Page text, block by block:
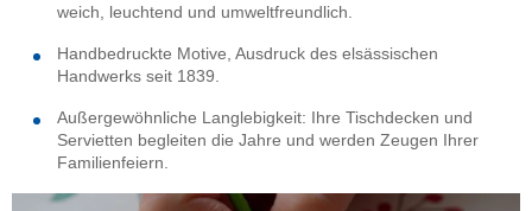
weich, leuchtend und umweltfreundlich.
Handbedruckte Motive, Ausdruck des elsässischen
Handwerks seit 1839.
Außergewöhnliche Langlebigkeit: Ihre Tischdecken und
Servietten begleiten die Jahre und werden Zeugen Ihrer
Familienfeiern.